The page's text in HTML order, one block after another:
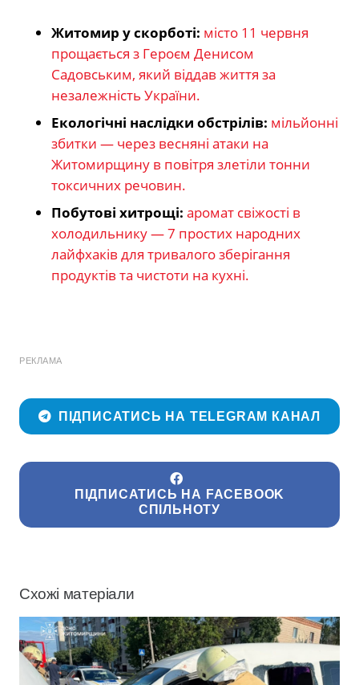
Житомир у скорботі: місто 11 червня
прощається з Героєм Денисом
Садовським, який віддав життя за
незалежність України.
Екологічні наслідки обстрілів: мільйонні
збитки — через весняні атаки на
Житомирщину в повітря злетіли тонни
токсичних речовин.
Побутові хитрощі: аромат свіжості в
холодильнику — 7 простих народних
лайфхаків для тривалого зберігання
продуктів та чистоти на кухні.
РЕКЛАМА
ПІДПИСАТИСЬ НА TELEGRAM КАНАЛ
ПІДПИСАТИСЬ НА FACEBOOK
СПІЛЬНОТУ
Схожі матеріали